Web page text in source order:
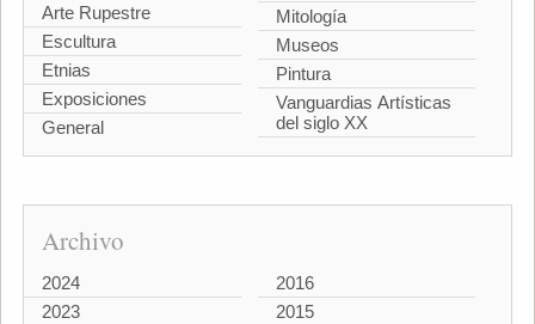
Arte Rupestre
Escultura
Etnias
Exposiciones
General
Mitología
Museos
Pintura
Vanguardias Artísticas
del siglo XX
Archivo
2024
2023
2016
2015